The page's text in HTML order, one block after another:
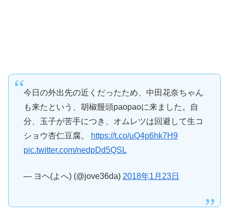
今日の外出先の近くだったため、中田花奈ちゃん
も来たという、胡椒饅頭paopaoに来ました。自
分、玉子が苦手につき、オムレツは回避して生コ
ショウ杏仁豆腐。
https://t.co/uQ4p6hk7H9
pic.twitter.com/nedpDd5QSL
— ヨヘ(よへ) (@jove36da) 2018年1月23日